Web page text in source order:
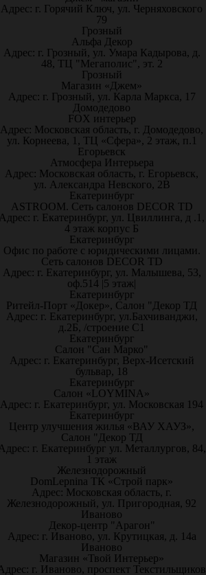
Адрес: г. Горячий Ключ, ул. Черняховского
79
Грозный
Альфа Декор
Адрес: г. Грозный, ул. Умара Кадырова, д.
48, ТЦ "Мегаполис", эт. 2
Грозный
Магазин «Джем»
Адрес: г. Грозный, ул. Карла Маркса, 17
Домодедово
FOX интерьер
Адрес: Московская область, г. Домодедово,
ул. Корнеева, 1, ТЦ «Сфера», 2 этаж, п.1
Егорьевск
Атмосфера Интерьера
Адрес: Московская область, г. Егорьевск,
ул. Александра Невского, 2В
Екатеринбург
ASTROOM. Сеть салонов DECOR TD
г. Екатеринбург, ул. Цвиллинга, д .1,
4 этаж корпус Б
Екатеринбург
Офис по работе с юридическими лицами.
Сеть салонов DECOR TD
Адрес: г. Екатеринбург, ул. Малышева, 53,
оф.514 |5 этаж|
Екатеринбург
Ритейл-Порт «Докер», Салон "Декор ТД
Адрес: г. Екатеринбург, ул.Бахчиванджи,
д.2Б, /строение С1
Екатеринбург
Салон "Сан Марко"
Адрес: г. Екатеринбург, Верх-Исетский
бульвар, 18
Екатеринбург
Салон «LOYMINA»
Адрес: г. Екатеринбург, ул. Московская 194
Екатеринбург
Центр улучшения жилья «ВАУ ХАУЗ»,
Салон "Декор ТД
г. Екатеринбург ул. Металлургов, 84,
1 этаж
Железнодорожный
DomLepnina ТК «Строй парк»
Адрес: Московская область, г.
Железнодорожный, ул. Пригородная, 92
Иваново
Декор-центр "Арагон"
Адрес: г. Иваново, ул. Крутицкая, д. 14а
Иваново
Магазин «Твой Интерьер»
г. Иваново, проспект Текстильщиков